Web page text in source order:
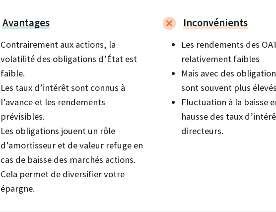
Avantages
Contrairement aux actions, la
volatilité des obligations d’État est
faible.
Les taux d’intérêt sont connus à
l’avance et les rendements
prévisibles.
Les obligations jouent un rôle
d’amortisseur et de valeur refuge en
cas de baisse des marchés actions.
Cela permet de diversifier votre
épargne.
Inconvénients
Les rendements des
relativement faibles
Mais avec des
sont souvent plus élevés
Fluctuation à la baisse
hausse des taux
directeurs.